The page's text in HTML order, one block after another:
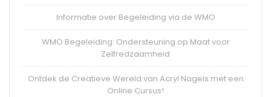
Informatie over Begeleiding via de WMO
WMO Begeleiding: Ondersteuning op Maat voor
Zelfredzaamheid
Ontdek de Creatieve Wereld van Acryl Nagels met een
Online Cursus!